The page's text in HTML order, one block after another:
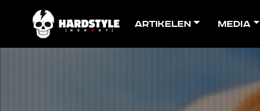
Artikelen Media